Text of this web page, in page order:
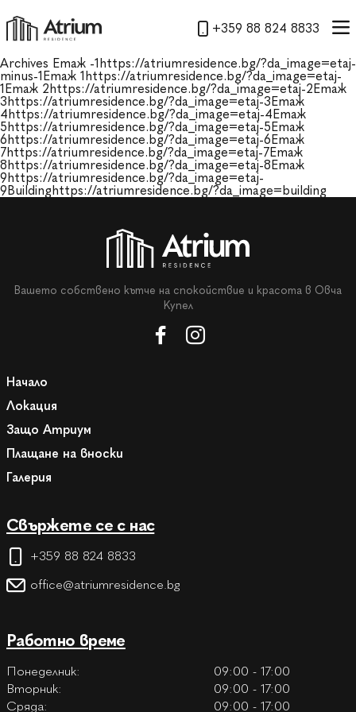
+359 88 824 8833
Archives Етаж -1https://atriumresidence.bg/?da_image=etaj-
minus-1Етаж 1https://atriumresidence.bg/?da_image=etaj-
1Етаж 2https://atriumresidence.bg/?da_image=etaj-2Етаж
3https://atriumresidence.bg/?da_image=etaj-3Етаж
4https://atriumresidence.bg/?da_image=etaj-4Етаж
5https://atriumresidence.bg/?da_image=etaj-5Етаж
6https://atriumresidence.bg/?da_image=etaj-6Етаж
7https://atriumresidence.bg/?da_image=etaj-7Етаж
8https://atriumresidence.bg/?da_image=etaj-8Етаж
9https://atriumresidence.bg/?da_image=etaj-
9Buildinghttps://atriumresidence.bg/?da_image=building
Вашето собствено кътче на спокойствие и красота в Овча
Купел
Начало
Локация
Защо Атриум
Плащане на вноски
Галерия
Свържете се с нас
+359 88 824 8833
office@atriumresidence.bg
Работно време
Понеделник:
09:00 - 17:00
Вторник:
09:00 - 17:00
Сряда:
09:00 - 17:00